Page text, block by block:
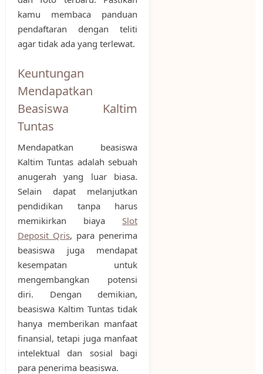
kamu membaca panduan
pendaftaran dengan teliti
agar tidak ada yang terlewat.
Keuntungan
Mendapatkan
Beasiswa Kaltim
Tuntas
Mendapatkan beasiswa
Kaltim Tuntas adalah sebuah
anugerah yang luar biasa.
Selain dapat melanjutkan
pendidikan tanpa harus
memikirkan biaya Slot
Deposit Qris, para penerima
beasiswa juga mendapat
kesempatan untuk
mengembangkan potensi
diri. Dengan demikian,
beasiswa Kaltim Tuntas tidak
hanya memberikan manfaat
finansial, tetapi juga manfaat
intelektual dan sosial bagi
para penerima beasiswa.